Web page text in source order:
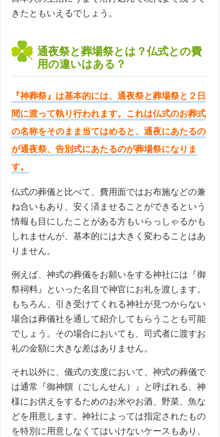
きたともいえるでしょう。
通夜祭と葬場祭とは？仏式との費
用の違いはある？
『神葬祭』は基本的には、通夜祭と葬場祭と２日
間に渡って執り行われます。これは仏式のお葬式
の名称をそのまま当てはめると、通夜にあたるの
が通夜祭、告別式にあたるのが葬場祭になりま
す。
仏式の葬儀と比べて、費用面ではお布施などの兼
ね合いもあり、安く済ませることができるという
情報も目にしたことがある方もいらっしゃるかも
しれませんが、基本的には大きく変わることはあ
りません。
例えば、神式の葬儀をお願いをする神社には『御
祭祠料』といった名目で神官にお礼を渡します。
もちろん、引き受けてくれる神社が見つからない
場合は葬儀社を通して紹介してもらうことも可能
でしょう。その場合においても、司式者に渡すお
礼の金額に大きな差はありません。
それ以外に、儀式の支度において、神式の葬儀で
は通常『御神饌（ごしんせん）』と呼ばれる、神
様にお供えをするためのお米やお酒、野菜、魚な
どを用意します。神社によっては指定されたもの
を特別に用意しなくてはいけないケースもあり、